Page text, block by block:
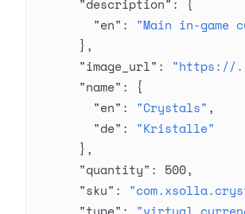
      "description"
: {
        "en"
: "Main in-game
      },
      "image_url"
: "https://
      "name"
: {
        "en"
: "Crystals" ,
        "de"
: "Kristalle"
      },
      "quantity"
: 500,
      "sku"
: